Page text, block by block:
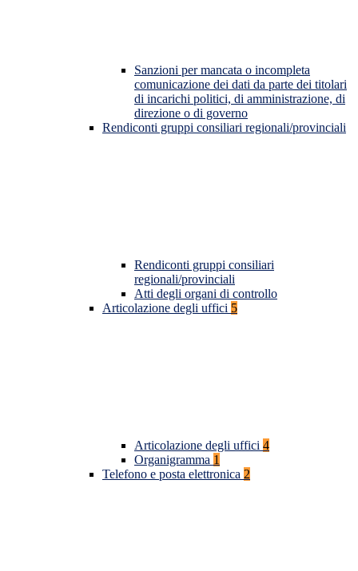
Sanzioni per mancata o incompleta
comunicazione dei dati da parte dei titolari
di incarichi politici, di amministrazione, di
direzione o di governo
Rendiconti gruppi consiliari regionali/provinciali
Rendiconti gruppi consiliari
regionali/provinciali
Atti degli organi di controllo
Articolazione degli uffici 5
Articolazione degli uffici 4
Organigramma 1
Telefono e posta elettronica 2